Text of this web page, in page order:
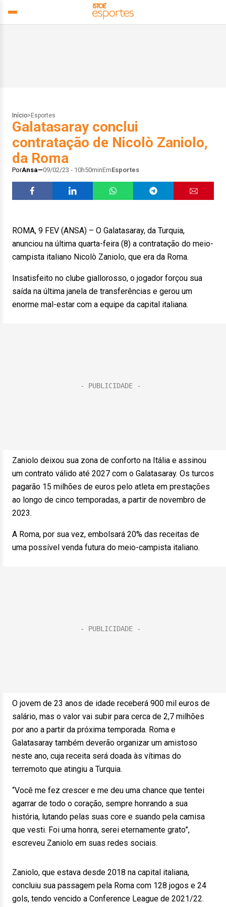
Início> Esportes
Galatasaray conclui
contratação de Nicolò Zaniolo,
da Roma
PorAnsa 09/02/23 - 10h50minEmEsportes
ROMA, 9 FEV (ANSA) – O Galatasaray, da Turquia,
anunciou na última quarta-feira (8) a contratação do meio-
campista italiano Nicolò Zaniolo, que era da Roma.
Insatisfeito no clube giallorosso, o jogador forçou sua
saída na última janela de transferências e gerou um
enorme mal-estar com a equipe da capital italiana.
Zaniolo deixou sua zona de conforto na Itália e assinou
um contrato válido até 2027 com o Galatasaray. Os turcos
pagarão 15 milhões de euros pelo atleta em prestações
ao longo de cinco temporadas, a partir de novembro de
2023.
A Roma, por sua vez, embolsará 20% das receitas de
uma possível venda futura do meio-campista italiano.
O jovem de 23 anos de idade receberá 900 mil euros de
salário, mas o valor vai subir para cerca de 2,7 milhões
por ano a partir da próxima temporada. Roma e
Galatasaray também deverão organizar um amistoso
neste ano, cuja receita será doada às vítimas do
terremoto que atingiu a Turquia.
“Você me fez crescer e me deu uma chance que tentei
agarrar de todo o coração, sempre honrando a sua
história, lutando pelas suas core e suando pela camisa
que vesti. Foi uma honra, serei eternamente grato”,
escreveu Zaniolo em suas redes sociais.
Zaniolo, que estava desde 2018 na capital italiana,
concluiu sua passagem pela Roma com 128 jogos e 24
gols, tendo vencido a Conference League de 2021/22.